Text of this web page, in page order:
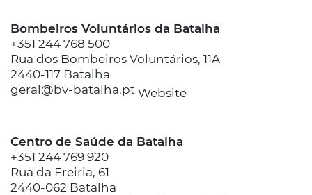
Bombeiros Voluntários da Batalha
+351 244 768 500
Rua dos Bombeiros Voluntários, 11A
2440-117 Batalha
geral@bv-batalha.pt Website
Centro de Saúde da Batalha
+351 244 769 920
Rua da Freiria, 61
2440-062 Batalha